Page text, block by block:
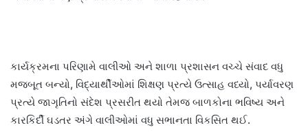
કાર્યક્રમના પરિણામે વાલીઓ અને શાળા પ્રશાસન વચ્ચે સંવાદ વધુ
મજબૂત બન્યો, વિદ્યાર્થીઓમાં શિક્ષણ પ્રત્યે ઉત્સાહ વધ્યો, પર્યાવરણ
પ્રત્યે જાગૃતિનો સંદેશ પ્રસરીત થયો તેમજ બાળકોના ભવિષ્ય અને
કારકિર્દી ઘડતર અંગે વાલીઓમાં વધુ સભાનતા વિકસિત થઈ.